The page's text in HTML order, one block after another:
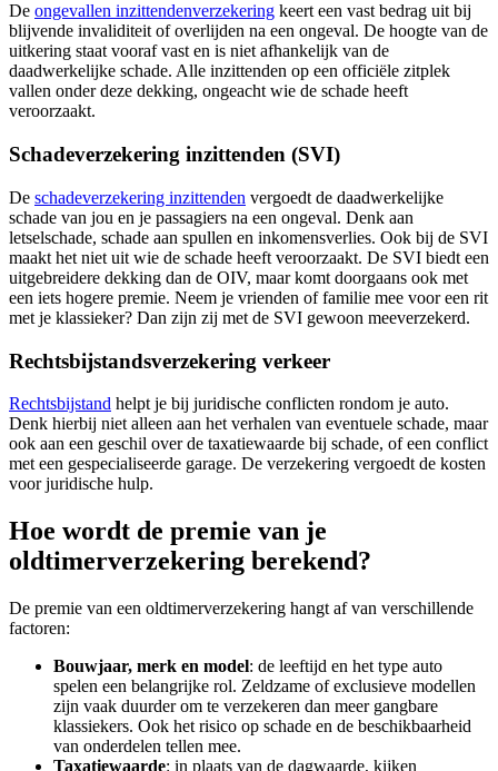
De ongevallen inzittendenverzekering keert een vast bedrag uit bij
blijvende invaliditeit of overlijden na een ongeval. De hoogte van de
uitkering staat vooraf vast en is niet afhankelijk van de
daadwerkelijke schade. Alle inzittenden op een officiële zitplek
vallen onder deze dekking, ongeacht wie de schade heeft
veroorzaakt.
Schadeverzekering inzittenden (SVI)
De schadeverzekering inzittenden vergoedt de daadwerkelijke
schade van jou en je passagiers na een ongeval. Denk aan
letselschade, schade aan spullen en inkomensverlies. Ook bij de SVI
maakt het niet uit wie de schade heeft veroorzaakt. De SVI biedt een
uitgebreidere dekking dan de OIV, maar komt doorgaans ook met
een iets hogere premie. Neem je vrienden of familie mee voor een rit
met je klassieker? Dan zijn zij met de SVI gewoon meeverzekerd.
Rechtsbijstandsverzekering verkeer
Rechtsbijstand helpt je bij juridische conflicten rondom je auto.
Denk hierbij niet alleen aan het verhalen van eventuele schade, maar
ook aan een geschil over de taxatiewaarde bij schade, of een conflict
met een gespecialiseerde garage. De verzekering vergoedt de kosten
voor juridische hulp.
Hoe wordt de premie van je
oldtimerverzekering berekend?
De premie van een oldtimerverzekering hangt af van verschillende
factoren:
Bouwjaar, merk en model: de leeftijd en het type auto
spelen een belangrijke rol. Zeldzame of exclusieve modellen
zijn vaak duurder om te verzekeren dan meer gangbare
klassiekers. Ook het risico op schade en de beschikbaarheid
van onderdelen tellen mee.
Taxatiewaarde: in plaats van de dagwaarde, kijken